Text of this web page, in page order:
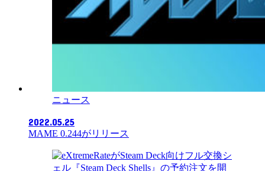
ニュース
2022.05.25
MAME 0.244がリリース